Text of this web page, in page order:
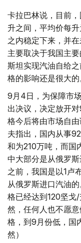
卡拉巴林说，目前
升之间，平均价每
之内稳定下来，并
主要取决于我国主
斯坦实现汽油自给
格的影响还是很大的
9月4日，为保障市
出决议，决定放开
格今后将由市场自
夫指出，国内从事
和为210万吨，而国
中大部分是从俄罗
之前，我国是以1卢
从俄罗斯进口汽油
格已经达到120坚戈
然，任何人也不愿
格，到9月份低，国
然）